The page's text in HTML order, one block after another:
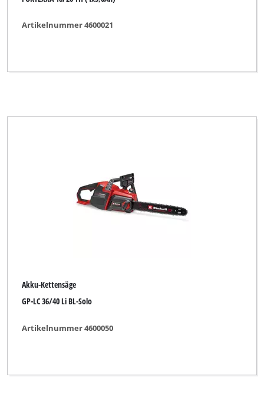
Artikelnummer 4600021
Akku-Kettensäge
GP-LC 36/40 Li BL-Solo
Artikelnummer 4600050